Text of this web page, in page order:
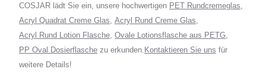
COSJAR lädt Sie ein, unsere hochwertigen PET Rundcremeglas
Acryl Quadrat Creme Glas Acryl Rund Creme Glas
Acryl Rund Lotion Flasche Ovale Lotionsflasche aus PETG
PP Oval Dosierflasche zu erkunden. Kontaktieren Sie uns für
weitere Details!